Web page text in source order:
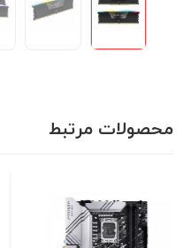
محصولات مرتبط